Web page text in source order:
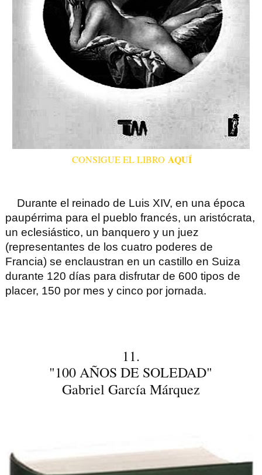
CONSIGUE EL LIBRO AQUÍ
Durante el reinado de Luis XIV, en una época
paupérrima para el pueblo francés, un aristócrata,
un eclesiástico, un banquero y un juez
(representantes de los cuatro poderes de
Francia) se enclaustran en un castillo en Suiza
durante 120 días para disfrutar de 600 tipos de
placer, 150 por mes y cinco por jornada.
11.
"100 AÑOS DE SOLEDAD"
Gabriel García Márquez